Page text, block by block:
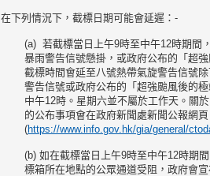
在下列情況下，截標日期可能會延遲：-
(a) 若截標當日上午9時至中午12時期間
暴雨警告信號懸掛，或政府公布的「超
截標時間會延至八號熱帶氣旋警告信號
警告信號或政府公布的「超強颱風後的
中午12時。星期六並不屬於工作天。關
的公布事項會在政府新聞處新聞公報網頁
(https://www.info.gov.hk/gia/general/
(b) 如在截標當日上午9時至中午12時期
標箱所在地點的公眾通道受阻，政府會